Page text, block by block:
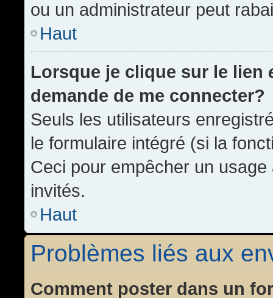
ou un administrateur peut
Haut
Lorsque je clique sur le lien
demande de me connecter?
Seuls les utilisateurs
le formulaire intégré (si la
Ceci pour empêcher un
invités.
Haut
Problèmes liés aux
Comment poster dans un